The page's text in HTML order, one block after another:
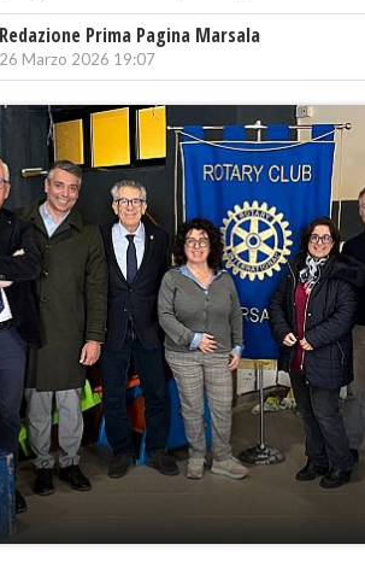
Redazione Prima Pagina Marsala
26 Marzo 2026 19:07